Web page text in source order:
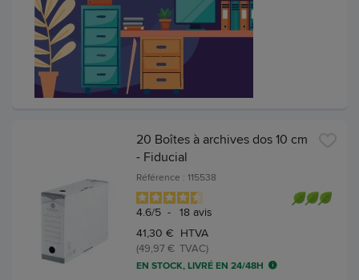
20 Boîtes à archives dos 10 cm
- Fiducial
Référence : 115538
4.6/5 - 18 avis
41,30 € HTVA
(49,97 € TVAC)
EN STOCK, LIVRÉ EN 24/48H